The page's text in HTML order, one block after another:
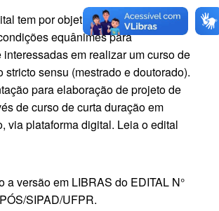
tem por objetivo viabilizar a
equânimes para
interessadas em realizar um curso de
sensu (mestrado e doutorado).
para elaboração de projeto de
de curso de curta duração em
via plataforma digital. Leia o edital
em LIBRAS do EDITAL N°
SIPAD/UFPR.